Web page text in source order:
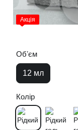
Акція
Обʼєм
12 мл
Колір